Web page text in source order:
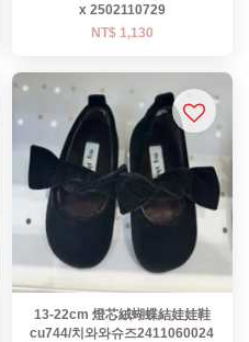
x 2502110729
NT$ 1,130
13-22cm 燈芯絨蝴蝶結娃娃鞋
cu744/치와와슈즈2411060024